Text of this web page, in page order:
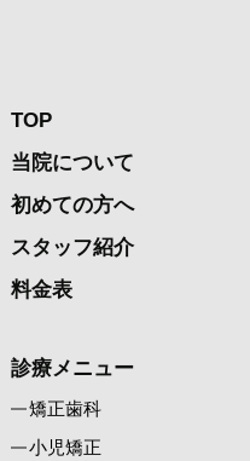
TOP
当院について
初めての方へ
スタッフ紹介
料金表
診療メニュー
矯正歯科
小児矯正